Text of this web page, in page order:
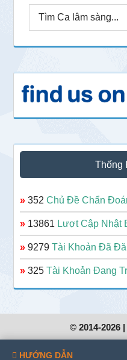
Thống
» 352Chủ Đề Chẩn
» 13861 Lượt Cập Nhật
» 9279Tài Khoản Đã
» 325Tài Khoản Đang
© 2014-2026 |
HƯỚNG DẪN